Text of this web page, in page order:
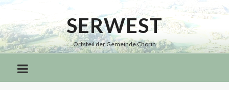
Serwest
SERWEST
Ortsteil der Gemeinde Chorin